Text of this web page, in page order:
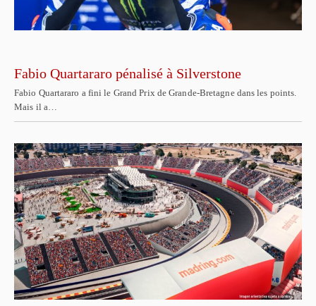
Fabio Quartararo pénalisé à Silverstone
Fabio Quartararo a fini le Grand Prix de Grande-Bretagne dans les points.
Mais il a…